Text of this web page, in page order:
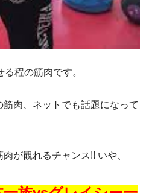
程の筋肉です。
肉、ネットでも話題になって
が観れるチャンス!! いや、